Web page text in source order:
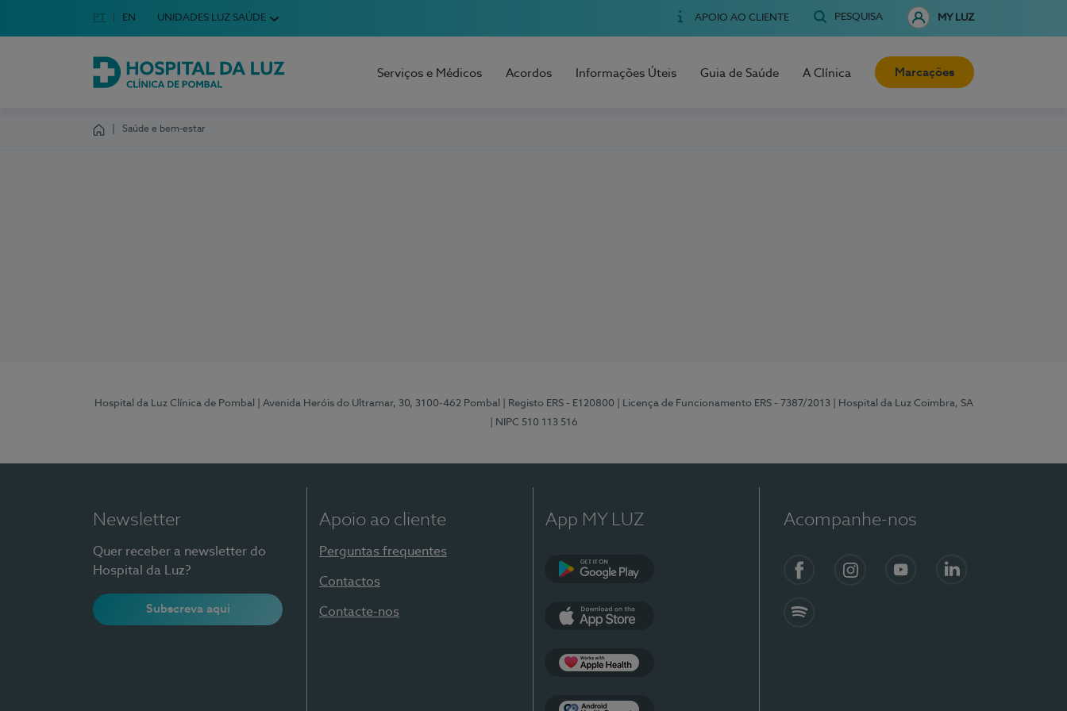
Escolha o seu idioma
Idioma em Português
PT English Language
EN UNIDADES LUZ SAÚDE APOIO AO CLIENTE PESQUISA MY LUZ
Hospital da Luz Clínica de Pombal
Serviços e Médicos Acordos Informações Úteis Guia de Saúde A Clínica Marcações
Saúde e bem-estar
Hospital da Luz Clínica de Pombal | Avenida Heróis do Ultramar, 30, 3100-462 Pombal | Registo ERS - E120800 | Licença de Funcionamento ERS - 7387/2013
| Hospital da Luz Coimbra, SA
| NIPC 510 113 516
Newsletter
Quer receber a newsletter do
Hospital da Luz?
Subscreva aqui
Apoio ao cliente
Perguntas frequentes
Contactos
Contacte-nos
App MY LUZ Acompanhe-nos